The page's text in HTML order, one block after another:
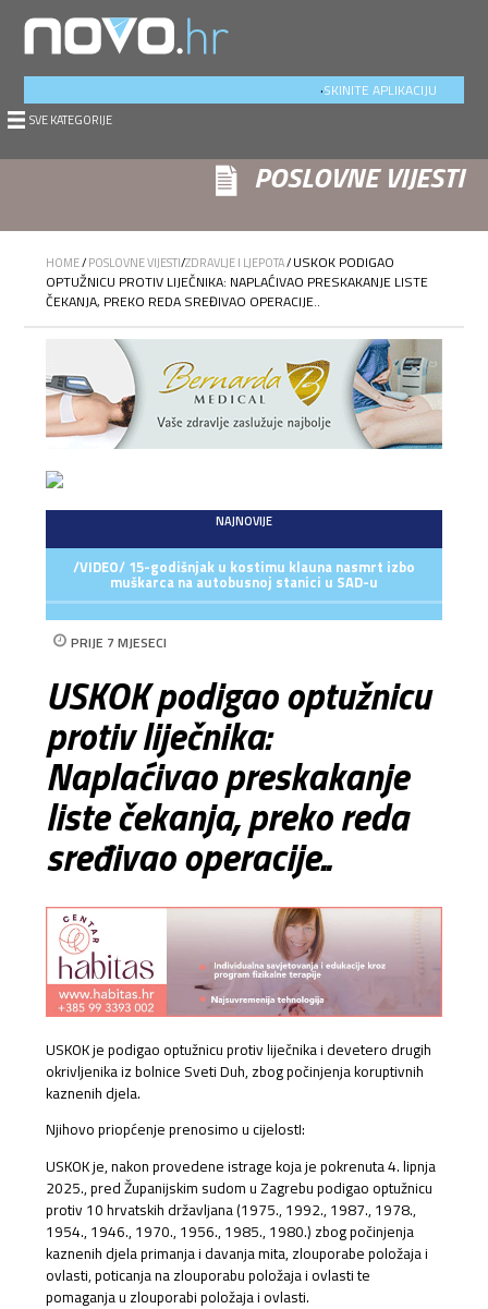
SKINITE APLIKACIJU
.
SVE KATEGORIJE
POSLOVNE VIJESTI
HOME/POSLOVNE VIJESTI/ZDRAVLJE I LJEPOTA/USKOK PODIGAO
OPTUŽNICU PROTIV LIJEČNIKA: NAPLAĆIVAO PRESKAKANJE LISTE
ČEKANJA, PREKO REDA SREĐIVAO OPERACIJE..
NAJNOVIJE
/VIDEO/ 15-godišnjak u kostimu klauna nasmrt izbo
muškarca na autobusnoj stanici u SAD-u
PRIJE 7 MJESECI
USKOK podigao optužnicu
protiv liječnika:
Naplaćivao preskakanje
liste čekanja, preko reda
sređivao operacije..
USKOK je podigao optužnicu protiv liječnika i devetero drugih
okrivljenika iz bolnice Sveti Duh, zbog počinjenja koruptivnih
kaznenih djela.
Njihovo priopćenje prenosimo u cijelostI:
USKOK je, nakon provedene istrage koja je pokrenuta 4. lipnja
2025., pred Županijskim sudom u Zagrebu podigao optužnicu
protiv 10 hrvatskih državljana (1975., 1992., 1987., 1978.,
1954., 1946., 1970., 1956., 1985., 1980.) zbog počinjenja
kaznenih djela primanja i davanja mita, zlouporabe položaja i
ovlasti, poticanja na zlouporabu položaja i ovlasti te
pomaganja u zlouporabi položaja i ovlasti.